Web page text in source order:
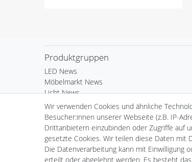
Produktgruppen
LED News
Möbelmarkt News
Licht News
LED Komponenten
Kardan Ein- & Aufbauleuchten
Wand- & Deckeneinbauleuchten
Standard Einbauleuchten
Standard Aufbauleuchten
Serie Webspace
Wir verwenden Cookies und ähnliche
Besucher:innen unserer Webseite (z.B. IP-
Drittanbietern einzubinden oder Zugriffe auf
gesetzte Cookies. Wir teilen diese Daten mit
Die Datenverarbeitung kann mit Einwilligung
erteilt oder abgelehnt werden. Es besteht